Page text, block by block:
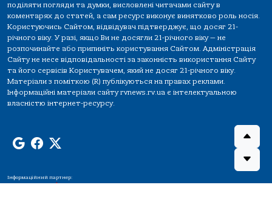
поділяти погляди та думки, висловлені читачами сайту в
коментарях до статей, а сам ресурс виконує винятково роль носія.
Користуючись Сайтом, відвідувач підтверджує, що досяг 21-
річного віку. У разі, якщо Ви не досягли 21-річного віку — не
розпочинайте або припиніть користування Сайтом. Адміністрація
Сайту не несе відповідальності за законність використання Сайту
та його сервісів Користувачем, який не досяг 21-річного віку.
Матеріали з поміткою (R) публікуються на правах реклами.
Інформаційні матеріали сайту rvnews.rv.ua є інтелектуальною
власністю інтернет-ресурсу.
Інформаційний партнер: